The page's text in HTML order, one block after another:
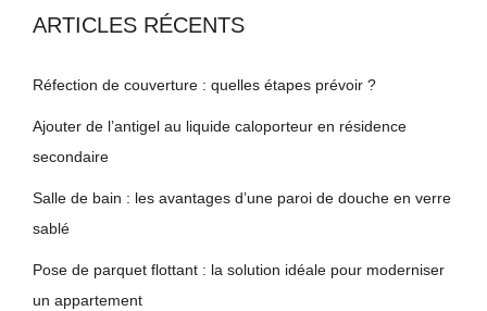
ARTICLES RÉCENTS
Réfection de couverture : quelles étapes prévoir ?
Ajouter de l’antigel au liquide caloporteur en résidence
secondaire
Salle de bain : les avantages d’une paroi de douche en verre
sablé
Pose de parquet flottant : la solution idéale pour moderniser
un appartement